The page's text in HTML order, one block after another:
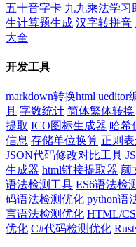
五十音字卡 九九乘法学习
生计算题生成 汉字转拼音
大全
开发工具
markdown转换html ueditor
具 字数统计 简体繁体转换
提取 ICO图标生成器 哈希
信息 存储单位换算 正则
JSON代码修改对比工具
生成器 html链接提取器 颜
语法检测工具 ES6语法检
码语法检测优化 python语
言语法检测优化 HTML/
优化 C#代码检测优化